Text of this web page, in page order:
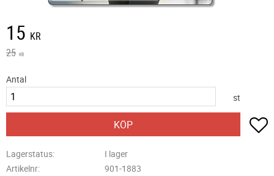
Nedsatt pris:
15 KR
Ordinarie pris:
25 KR
Antal
st
KÖP
Lagerstatus
I lager
Artikelnr
901-1883